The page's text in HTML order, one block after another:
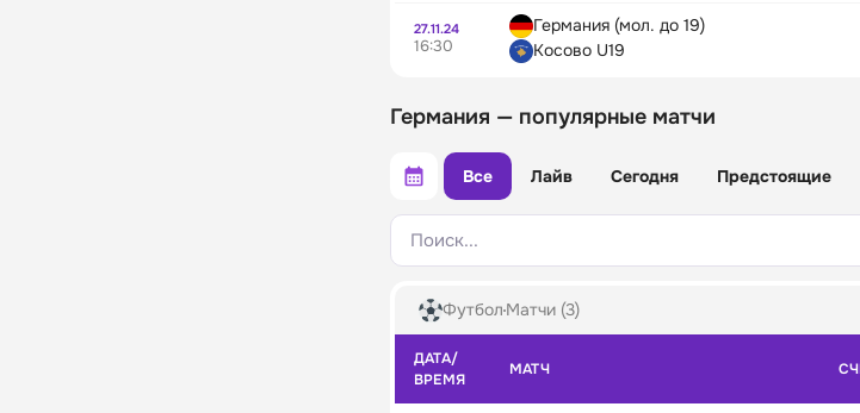
27.11.24
16:30
Германия (мол. до 19)
Косово U19
Германия — популярные матчи
Все Лайв Сегодня Предстоящие
Поиск...
Футбол Матчи (3)
ДАТА/
ВРЕМЯ
МАТЧ